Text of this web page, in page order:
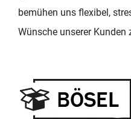
bemühen uns flexibel,
Wünsche unserer Kunden